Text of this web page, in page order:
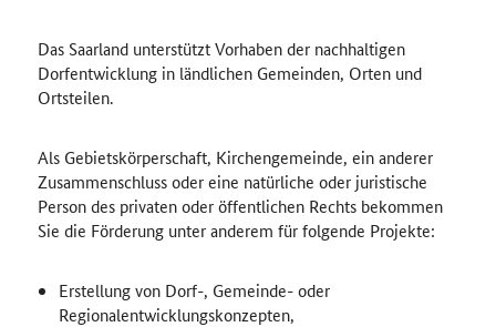
Das Saarland unterstützt Vorhaben der nachhaltigen
Dorfentwicklung in ländlichen Gemeinden, Orten und
Ortsteilen.
Als Gebietskörperschaft, Kirchengemeinde, ein anderer
Zusammenschluss oder eine natürliche oder juristische
Person des privaten oder öffentlichen Rechts bekommen
Sie die Förderung unter anderem für folgende Projekte:
Erstellung von Dorf-, Gemeinde- oder
Regionalentwicklungskonzepten,